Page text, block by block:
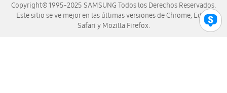
Copyright© 1995-2025 SAMSUNG Todos los Derechos Reservados.
Este sitio se ve mejor en las últimas versiones de Chrome, Edge,
Safari y Mozilla Firefox.